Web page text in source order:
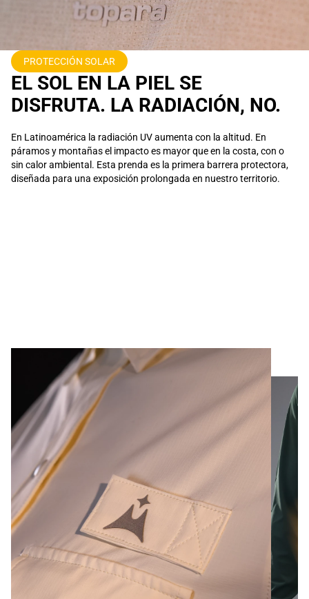
PROTECCIÓN SOLAR
EL SOL EN LA PIEL SE
DISFRUTA. LA RADIACIÓN, NO.
En Latinoamérica la radiación UV aumenta con la altitud. En
páramos y montañas el impacto es mayor que en la costa, con o
sin calor ambiental. Esta prenda es la primera barrera protectora,
diseñada para una exposición prolongada en nuestro territorio.